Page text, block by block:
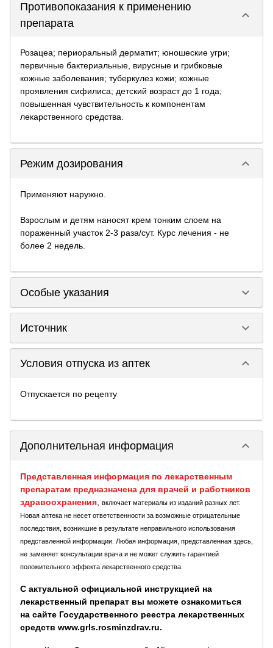
Противопоказания к применению
препарата
keyboard_arrow_down
Розацеа; периоральный дерматит; юношеские угри;
первичные бактериальные, вирусные и грибковые
кожные заболевания; туберкулез кожи; кожные
проявления сифилиса; детский возраст до 1 года;
повышенная чувствительность к компонентам
лекарственного средства.
Режим дозирования keyboard_arrow_down
Применяют наружно.
Взрослым и детям наносят крем тонким слоем на
пораженный участок 2-3 раза/сут. Курс лечения - не
более 2 недель.
Особые указания keyboard_arrow_down
Источник keyboard_arrow_down
Условия отпуска из аптек keyboard_arrow_down
Отпускается по рецепту
Дополнительная информация keyboard_arrow_down
Представленная информация по лекарственным
препаратам предназначена для врачей и работников
здравоохранения
включает материалы из изданий разных лет.
Новая аптека не несет ответственности за возможные отрицательные
последствия, возникшие в результате неправильного использования
представленной информации. Любая информация, представленная здесь,
не заменяет консультации врача и не может служить гарантией
положительного эффекта лекарственного средства.
С актуальной официальной инструкцией на
лекарственный препарат вы можете ознакомиться
на сайте Государственного реестра лекарственных
средств www.grls.rosminzdrav.ru.